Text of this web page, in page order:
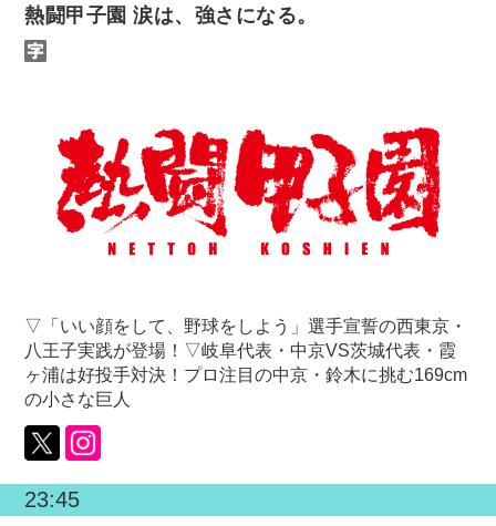
熱闘甲子園 涙は、強さになる。
▽「いい顔をして、野球をしよう」選手宣誓の西東京・
八王子実践が登場！▽岐阜代表・中京VS茨城代表・霞
ヶ浦は好投手対決！プロ注目の中京・鈴木に挑む169cm
の小さな巨人
23:45